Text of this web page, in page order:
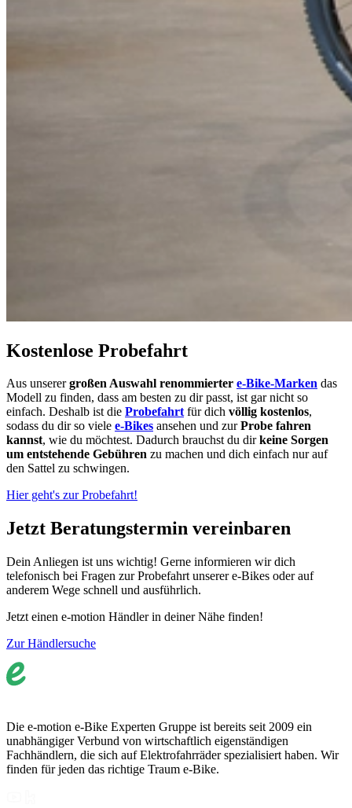
Kostenlose Probefahrt
Aus unserergroßen Auswahl renommierter e-Bike-Marken das
Modell zu finden, dass am besten zu dir passt, ist gar nicht so
einfach. Deshalb ist die Probefahrtfür dich völlig kostenlos,
sodass du dir so viele e-Bikes ansehen und zurProbe fahren
kannst, wie du möchtest. Dadurch brauchst du dirkeine Sorgen
um entstehende Gebühren zu machen und dich einfach nur auf
den Sattel zu schwingen.
Hier geht's zur Probefahrt!
Jetzt Beratungstermin vereinbaren
Dein Anliegen ist uns wichtig! Gerne informieren wir dich
telefonisch bei Fragen zur Probefahrt unserer e-Bikes oder auf
anderem Wege schnell und ausführlich.
Jetzt einen e-motion Händler in deiner Nähe finden!
Zur Händlersuche
Die e-motion e-Bike Experten Gruppe ist bereits seit 2009 ein
unabhängiger Verbund von wirtschaftlich eigenständigen
Fachhändlern, die sich auf Elektrofahrräder spezialisiert haben. Wir
finden für jeden das richtige Traum e-Bike.